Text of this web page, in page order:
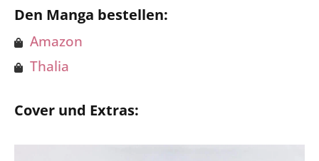
Den Manga bestellen:
Amazon
Thalia
Cover und Extras: